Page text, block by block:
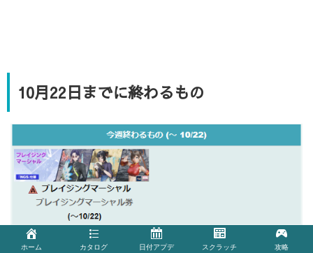
10月22日までに終わるもの
ホーム カタログ 日付アプデ スクラッチ 攻略